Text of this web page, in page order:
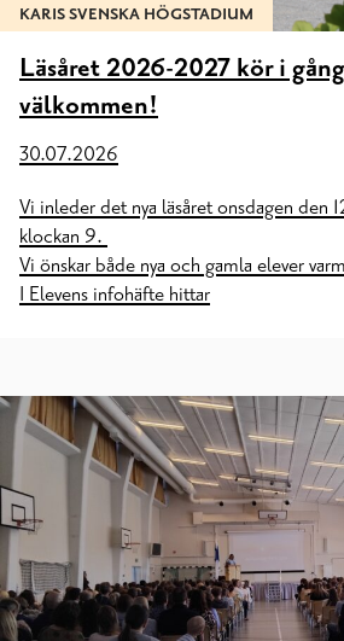
KARIS SVENSKA HÖGSTADIUM
Läsåret 2026-2027 kör i
välkommen!
30.07.2026
Vi inleder det nya läsåret onsdagen den
klockan 9.
Vi önskar både nya och gamla elever
I Elevens infohäfte hittar